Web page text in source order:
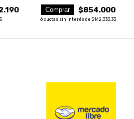
Comprar $854.000
6 cuotas sin interés de $142.333,33